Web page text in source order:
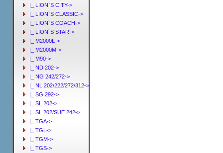
|_ LION`S CITY->
|_ LION`S CLASSIC->
|_ LION`S COACH->
|_ LION`S STAR->
|_ M2000L->
|_ M2000M->
|_ M90->
|_ ND 202->
|_ NG 242/272->
|_ NL 202/222/272/312->
|_ SG 292->
|_ SL 202->
|_ SL 202/SUE 242->
|_ TGA->
|_ TGL->
|_ TGM->
|_ TGS->